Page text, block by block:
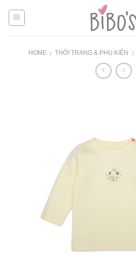
HOME / THỜI TRANG & PHỤ KIỆN /